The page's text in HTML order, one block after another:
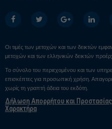
Οι τιμές των μετοχών και των δεικτών
μετοχών και των ελληνικών δεικτών
Το σύνολο του περιεχομένου και των
επισκέπτες για προσωπική χρήση.
χωρίς τη γραπτή άδεια του εκδότη.
Δήλωση Απορρήτου και
Χαρακτήρα